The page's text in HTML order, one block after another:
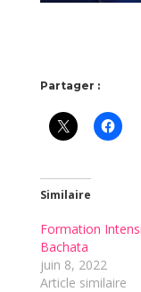
Partager :
Similaire
Formation
Bachata
juin 8, 2022
Article similaire